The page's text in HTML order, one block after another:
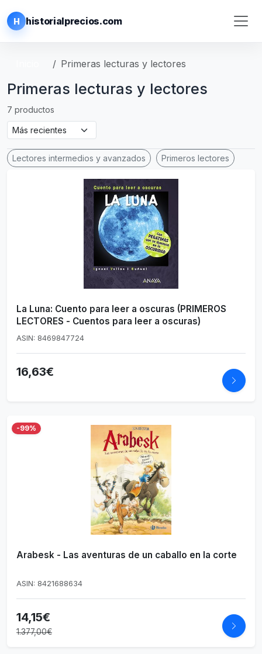
H historialprecios.com
Primeras lecturas y lectores
Primeras lecturas y lectores
7 productos
Lectores intermedios y avanzados Primeros lectores
La Luna: Cuento para leer a oscuras (PRIMEROS
LECTORES - Cuentos para leer a oscuras)
ASIN: 8469847724
16,63€
-99%
Arabesk - Las aventuras de un caballo en la corte
ASIN: 8421688634
14,15€
1.377,00€